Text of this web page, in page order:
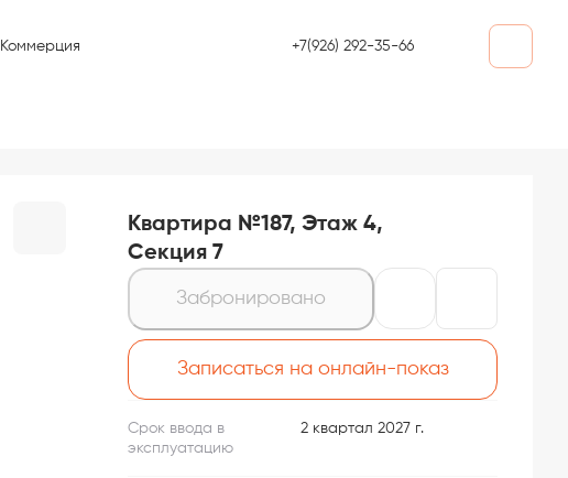
Коммерция +7(926) 292-35-66
Квартира №187, Этаж 4,
Секция 7
Забронировано
Записаться на онлайн-показ
Срок ввода в
эксплуатацию
2 квартал 2027 г.